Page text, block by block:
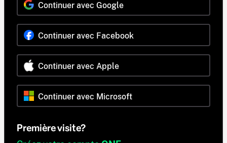
Continuer avec Google
Continuer avec Facebook
Continuer avec Apple
Continuer avec Microsoft
Première visite?